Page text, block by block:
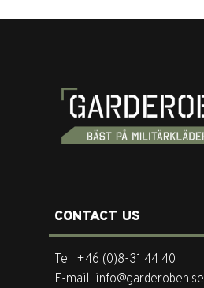
CONTACT US
Tel. +46 (0)8-31 44 40
E-mail. info@garderoben.se